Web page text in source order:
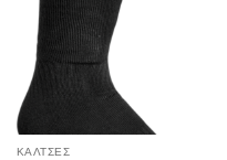
ΚΑΛΤΣΕΣ